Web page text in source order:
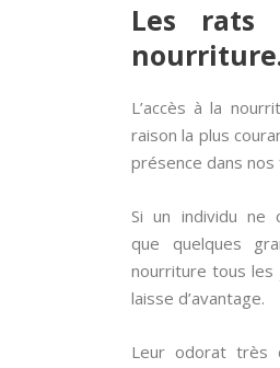
Les
L’accès à la
raison la plus
présence dans nos
Si un individu ne
que quelques
nourriture tous les
laisse d’avantage.
Leur odorat très